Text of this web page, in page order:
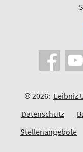
© 2026: Leibniz
Datenschutz
Stellenangebote